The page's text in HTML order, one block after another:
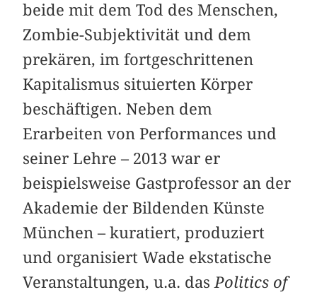
beide mit dem Tod des Menschen,
Zombie-Subjektivität und dem
prekären, im fortgeschrittenen
Kapitalismus situierten Körper
beschäftigen. Neben dem
Erarbeiten von Performances und
seiner Lehre – 2013 war er
beispielsweise Gastprofessor an der
Akademie der Bildenden Künste
München – kuratiert, produziert
und organisiert Wade ekstatische
Veranstaltungen, u.a. das Politics of